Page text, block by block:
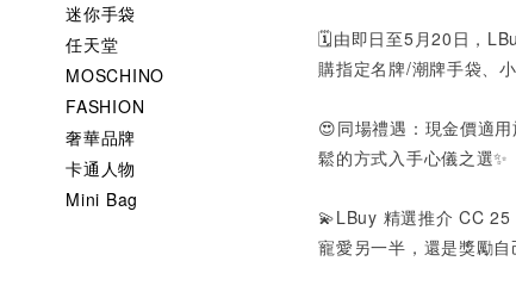
迷你手袋
任天堂
MOSCHINO
FASHION
奢華品牌
卡通人物
Mini Bag
🗓️由即日至5 月20 日，
購指定名牌/潮牌手袋、
😍同場禮遇：現金價適
鬆的方式入手心儀之選✨
💫LBuy 精選推介CC 25
寵愛另一半，還是獎勵